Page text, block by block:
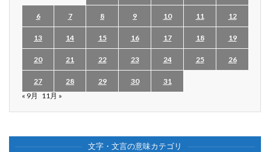
6 7 8 9 10 11 12
13 14 15 16 17 18 19
20 21 22 23 24 25 26
27 28 29 30
31
« 9月 11月 »
文字・文言の意味カテゴリ